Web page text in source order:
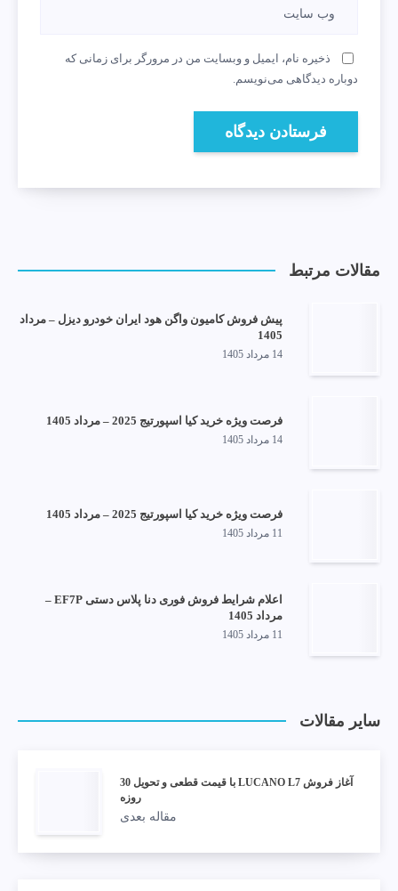
ذخیره نام، ایمیل و وبسایت من در مرورگر برای زمانی که
دوباره دیدگاهی می‌نویسم.
مقالات مرتبط
پیش فروش کامیون واگن هود ایران خودرو دیزل – مرداد
1405
14 مرداد 1405
فرصت ویژه خرید کیا اسپورتیج 2025 – مرداد 1405
14 مرداد 1405
فرصت ویژه خرید کیا اسپورتیج 2025 – مرداد 1405
11 مرداد 1405
اعلام شرایط فروش فوری دنا پلاس دستی EF7P –
مرداد 1405
11 مرداد 1405
سایر مقالات
آغاز فروش LUCANO L7 با قیمت قطعی و تحویل 30
روزه
مقاله بعدی